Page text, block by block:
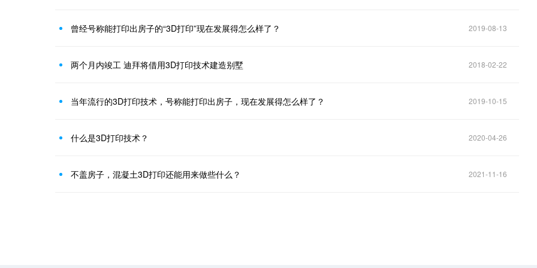
曾经号称能打印出房子的“3D打印”现在发展得怎么样了？ 2019-08-13
两个月内竣工 迪拜将借用3D打印技术建造别墅 2018-02-22
当年流行的3D打印技术，号称能打印出房子，现在发展得怎么样了？ 2019-10-15
什么是3D打印技术？ 2020-04-26
不盖房子，混凝土3D打印还能用来做些什么？ 2021-11-16